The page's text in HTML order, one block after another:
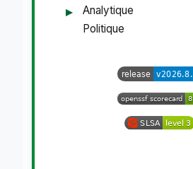
Analytique
Politique